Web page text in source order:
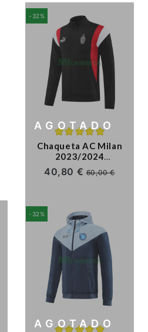
-32%
Chaqueta AC Milan
2023/2024
Negro/Rojo/Blanco
40,80 €60,00 €
AGOTADO
-32%
AGOTADO